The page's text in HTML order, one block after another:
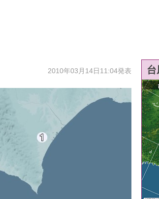
2010年03月14日11:04発表